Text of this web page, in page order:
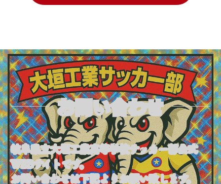
お問い合わせ
岐阜県立大垣工業高等学校サッカー部公式
WEBサイトです。
お問い合わせは下記よりお願い致します。